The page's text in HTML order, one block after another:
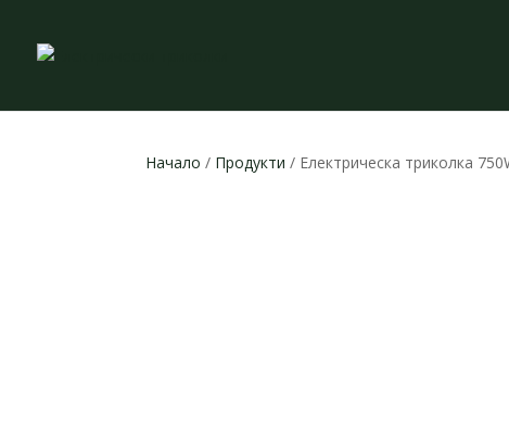
Начало / Продукти / Електрическа триколка